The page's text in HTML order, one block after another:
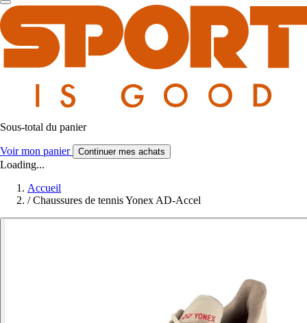
Sous-total du panier
Voir mon panier Continuer mes achats
Loading...
Accueil
/ Chaussures de tennis Yonex AD-Accel